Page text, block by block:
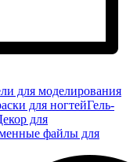
для моделирования
для ногтейГель-
для
файлы для